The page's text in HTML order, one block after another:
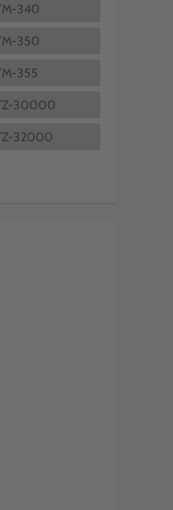
340
350
355
TZ-30000
32000